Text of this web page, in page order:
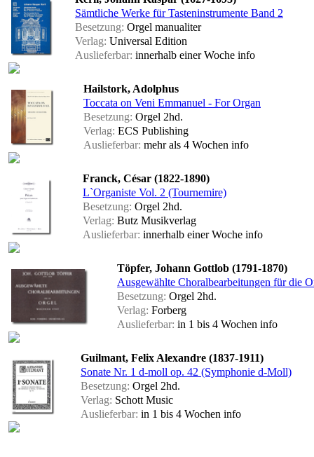
Sämtliche Werke für Tasteninstrumente Band 2
Besetzung: Orgel manualiter
Verlag: Universal Edition
Auslieferbar: innerhalb einer Woche info
Hailstork, Adolphus
Toccata on Veni Emmanuel - For Organ
Besetzung: Orgel 2hd.
Verlag: ECS Publishing
Auslieferbar: mehr als 4 Wochen info
Franck, César (1822-1890)
L`Organiste Vol. 2 (Tournemire)
Besetzung: Orgel 2hd.
Verlag: Butz Musikverlag
Auslieferbar: innerhalb einer Woche info
Töpfer, Johann Gottlob (1791-1870)
Ausgewählte Choralbearbeitungen für die
Besetzung: Orgel 2hd.
Verlag: Forberg
Auslieferbar: in 1 bis 4 Wochen info
Guilmant, Felix Alexandre (1837-1911)
Sonate Nr. 1 d-moll op. 42 (Symphonie d-Moll)
Besetzung: Orgel 2hd.
Verlag: Schott Music
Auslieferbar: in 1 bis 4 Wochen info